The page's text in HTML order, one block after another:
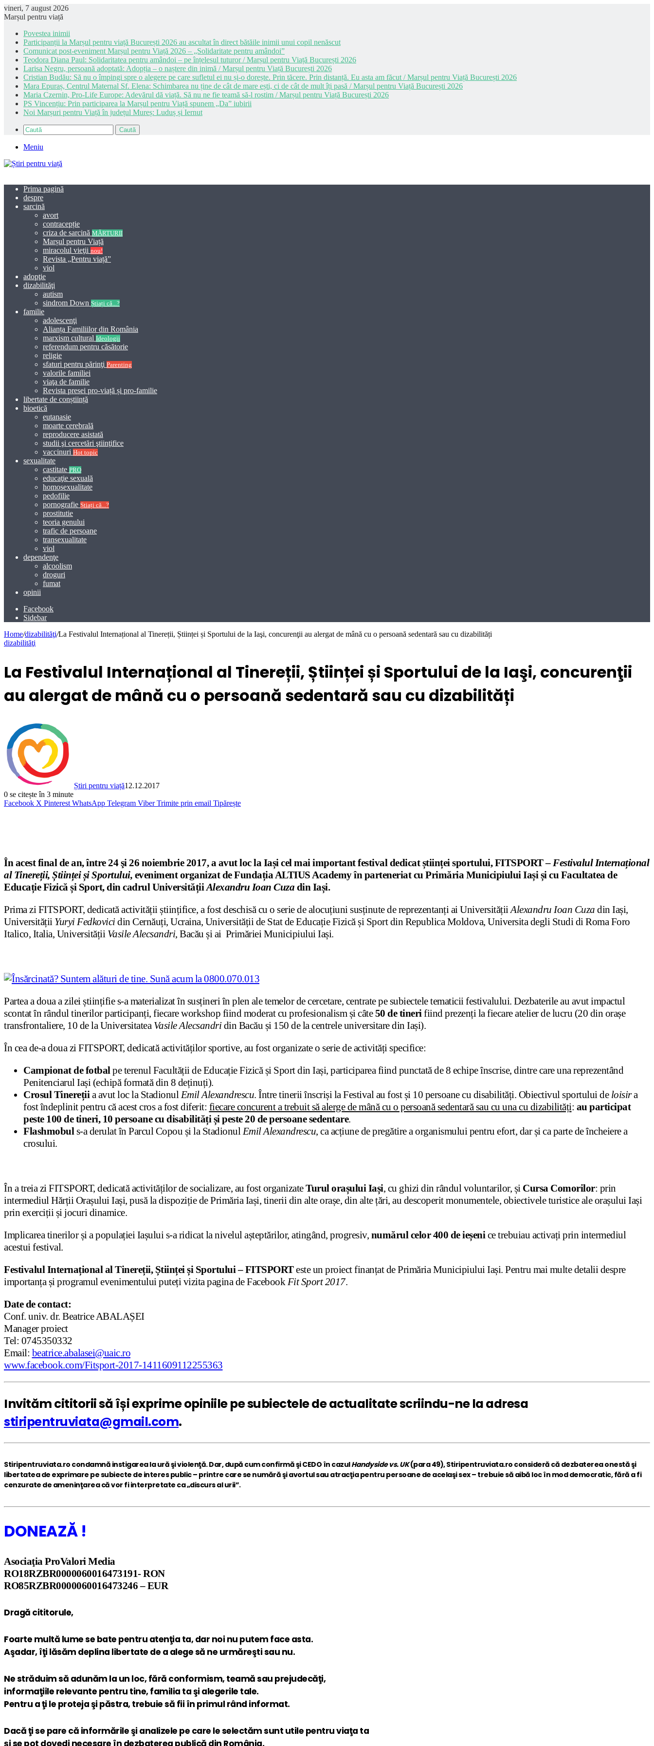
vineri, 7 august 2026
Marșul pentru viață
Povestea inimii
Participanții la Marșul pentru viață București 2026 au ascultat în direct bătăile inimii unui copil nenăscut
Comunicat post-eveniment Marșul pentru Viață 2026 – „Solidaritate pentru amândoi”
Teodora Diana Paul: Solidaritatea pentru amândoi – pe înțelesul tuturor / Marșul pentru Viață București 2026
Larisa Negru, persoană adoptată: Adopția – o naștere din inimă / Marșul pentru Viață București 2026
Cristian Budău: Să nu o împingi spre o alegere pe care sufletul ei nu și-o dorește. Prin tăcere. Prin distanță. Eu asta am făcut / Marșul pentru Viață București 2026
Mara Epuraș, Centrul Maternal Sf. Elena: Schimbarea nu ține de cât de mare ești, ci de cât de mult îți pasă / Marșul pentru Viață București 2026
Maria Czernin, Pro-Life Europe: Adevărul dă viață. Să nu ne fie teamă să-l rostim / Marșul pentru Viață București 2026
PS Vincențiu: Prin participarea la Marșul pentru Viață spunem „Da” iubirii
Noi Marșuri pentru Viață în județul Mureș: Luduș și Iernut
Caută
Meniu
Prima pagină
despre
sarcină
avort
contracepție
criza de sarcină MĂRTURII
Marșul pentru Viață
miracolul vieţii nou!
Revista „Pentru viață”
viol
adopţie
dizabilităţi
autism
sindrom Down Știați că...?
familie
adolescenţi
Alianța Familiilor din România
marxism cultural Ideologii
referendum pentru căsătorie
religie
sfaturi pentru părinţi Parenting
valorile familiei
viaţa de familie
Revista presei pro-viață și pro-familie
libertate de conștiință
bioetică
eutanasie
moarte cerebrală
reproducere asistată
studii şi cercetări ştiinţifice
vaccinuri Hot topic
sexualitate
castitate PRO
educaţie sexuală
homosexualitate
pedofilie
pornografie Știați că...?
prostitutie
teoria genului
trafic de persoane
transexualitate
viol
dependenţe
alcoolism
droguri
fumat
opinii
Facebook
Sidebar
Home/dizabilităţi/La Festivalul Internațional al Tinereții, Științei și Sportului de la Iaşi, concurenţii au alergat de mână cu o persoană sedentară sau cu dizabilități
dizabilităţi
La Festivalul Internațional al Tinereții, Științei și Sportului de la Iaşi, concurenţii
au alergat de mână cu o persoană sedentară sau cu dizabilități
Știri pentru viață12.12.2017
0 se citește în 3 minute
Facebook X Pinterest WhatsApp Telegram Viber Trimite prin email Tipărește
În acest final de an, între 24 şi 26 noiembrie 2017, a avut loc la Iași cel mai important festival dedicat științei sportului, FITSPORT –Festivalul Internațional
al Tinereții, Științei și Sportului, eveniment organizat de Fundația ALTIUS Academy în parteneriat cu Primăria Municipiului Iași și cu Facultatea de
Educație Fizică și Sport, din cadrul UniversitățiiAlexandru Ioan Cuza din Iași.
Prima zi FITSPORT, dedicată activității științifice, a fost deschisă cu o serie de alocuțiuni susținute de reprezentanți ai UniversitățiiAlexandru Ioan Cuza din Iași,
Universității Yuryi Fedkovicidin Cernăuți, Ucraina, Universității de Stat de Educație Fizică și Sport din Republica Moldova, Universita degli Studi di Roma Foro
Italico, Italia, Universității Vasile Alecsandri, Bacău și ai Primăriei Municipiului Iași.
Partea a doua a zilei științifie s-a materializat în susțineri în plen ale temelor de cercetare, centrate pe subiectele tematicii festivalului. Dezbaterile au avut impactul
scontat în rândul tinerilor participanți, fiecare workshop fiind moderat cu profesionalism și câte50 de tinerifiind prezenți la fiecare atelier de lucru (20 din orașe
transfrontaliere, 10 de la Universitatea Vasile Alecsandridin Bacău și 150 de la centrele universitare din Iași).
În cea de-a doua zi FITSPORT, dedicată activităților sportive, au fost organizate o serie de activități specifice:
Campionat de fotbalpe terenul Facultății de Educație Fizică și Sport din Iași, participarea fiind punctată de 8 echipe înscrise, dintre care una reprezentând
Penitenciarul Iași (echipă formată din 8 deținuți).
Crosul Tinerețiia avut loc la StadionulEmil Alexandrescu. Între tinerii înscriși la Festival au fost și 10 persoane cu disabilități. Obiectivul sportului de loisira
fost îndeplinit pentru că acest cros a fost diferit: fiecare concurent a trebuit să alerge de mână cu o persoană sedentară sau cu una cu dizabilități: au participat
peste 100 de tineri, 10 persoane cu disabilități și peste 20 de persoane sedentare.
Flashmobuls-a derulat în Parcul Copou și la StadionulEmil Alexandrescu, ca acțiune de pregătire a organismului pentru efort, dar și ca parte de încheiere a
crosului.
În a treia zi FITSPORT, dedicată activităților de socializare, au fost organizateTurul orașului Iași, cu ghizi din rândul voluntarilor, și Cursa Comorilor: prin
intermediul Hărții Orașului Iași, pusă la dispoziție de Primăria Iași, tinerii din alte orașe, din alte țări, au descoperit monumentele, obiectivele turistice ale orașului Iași
prin exerciții și jocuri dinamice.
Implicarea tinerilor și a populației Iașului s-a ridicat la nivelul așteptărilor, atingând, progresiv, numărul celor 400 de ieșenice trebuiau activați prin intermediul
acestui festival.
Festivalul Internațional al Tinereții, Științei și Sportului – FITSPORTeste un proiect finanțat de Primăria Municipiului Iași. Pentru mai multe detalii despre
importanța și programul evenimentului puteți vizita pagina de FacebookFit Sport 2017.
Date de contact:
Conf. univ. dr. Beatrice ABALAȘEI
Manager proiect
Tel: 0745350332
Email: beatrice.abalasei@uaic.ro
www.facebook.com/Fitsport-2017-1411609112255363
Invităm cititorii să își exprime opiniile pe subiectele de actualitate scriindu-ne laadresa
stiripentruviata@gmail.com.
Stiripentruviata.ro condamnă instigarea la ură şi violenţă. Dar, după cum confirmă şi CEDO în cazulHandyside vs. UK(para 49), Stiripentruviata.ro consideră că dezbaterea onestă şi
libertatea de exprimare pe subiecte de interes public – printre care se numără şi avortul sau atracţia pentru persoane de acelaşi sex – trebuie să aibă loc în mod democratic, fără a fi
cenzurate de ameninţarea că vor fi interpretate ca „discurs al urii”.
DONEAZĂ !
Asociaţia ProValori Media
RO18RZBR0000060016473191- RON
RO85RZBR0000060016473246 – EUR
Dragă cititorule,
Foarte multă lume se bate pentru atenţia ta, dar noi nu putem face asta.
Aşadar, îţi lăsăm deplina libertate de a alege să ne urmăreşti sau nu.
Ne străduim să adunăm la un loc, fără conformism, teamă sau prejudecăţi,
informaţiile relevante pentru tine, familia ta şi alegerile tale.
Pentru a ţi le proteja şi păstra, trebuie să fii în primul rând informat.
Dacă ţi se pare că informările şi analizele pe care le selectăm sunt utile pentru viaţa ta